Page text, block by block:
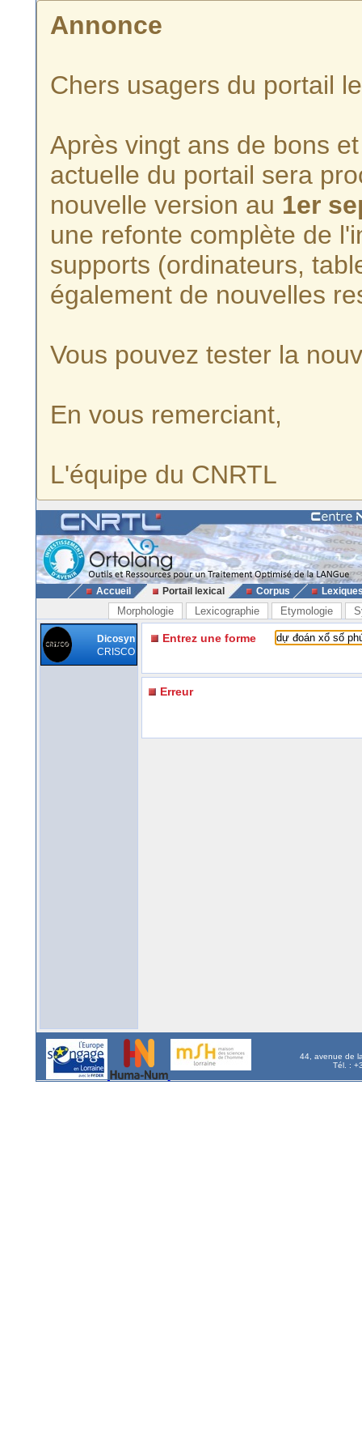
Annonce
Chers usagers du portail
Après vingt ans de bons
actuelle du portail sera
nouvelle version au 1er
une refonte complète de
supports (ordinateurs,
également de nouvelles
Vous pouvez tester la
En vous remerciant,
L'équipe du CNRTL
Accueil Portail lexical Corpus
Morphologie Lexicographie Etymologie
Dicosyn
CRISCO
Entrez une forme
Erreur
44, avenue de
Tél. :